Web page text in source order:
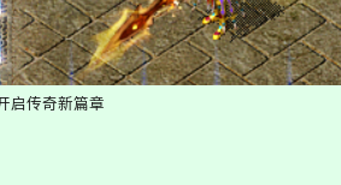
启传奇新篇章